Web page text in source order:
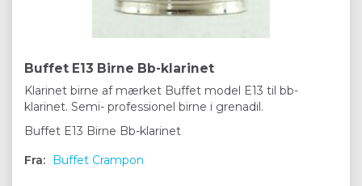
Buffet E13 Birne Bb-klarinet
Klarinet birne af mærket Buffet model E13 til bb-
klarinet. Semi- professionel birne i grenadil.
Buffet E13 Birne Bb-klarinet
Fra: Buffet Crampon